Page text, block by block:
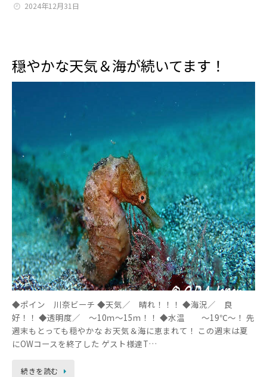
2024年12月31日
穏やかな天気＆海が続いてます！
◆ポイン 川奈ビーチ ◆天気／ 晴れ！！！ ◆海況／ 良
好！！ ◆透明度／ ～10ｍ～15ｍ！！ ◆水温 ～19℃～！ 先
週末もとっても穏やかな お天気＆海に恵まれて！ この週末は夏
にOWコースを終了した ゲスト様達T…
続きを読む